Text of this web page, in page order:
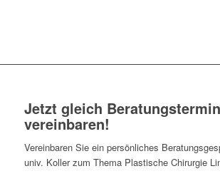
Jetzt gleich Beratungstermin
vereinbaren!
Vereinbaren Sie ein persönliches
univ. Koller zum Thema Plastische Chirurgie